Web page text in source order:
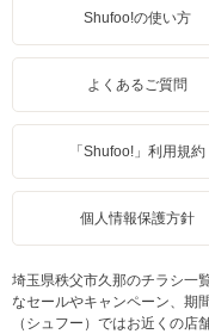
Shufoo!の使い方
よくあるご質問
「Shufoo!」利用規約
個人情報保護方針
埼玉県秩父市久那のチラシ一
なセールやキャンペーン、期
（シュフー）ではお近くの